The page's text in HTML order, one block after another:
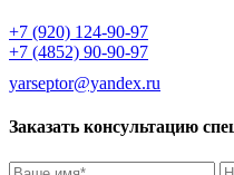
+7 (920) 124-90-97
+7 (4852) 90-90-97
yarseptor@yandex.ru
Заказать консультацию